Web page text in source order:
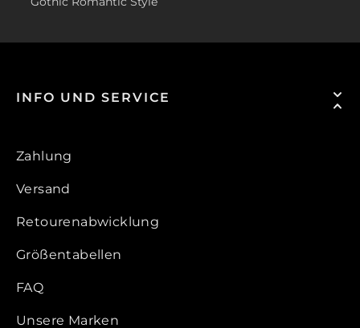
INFO UND SERVICE
Zahlung
Versand
Retourenabwicklung
Größentabellen
FAQ
Unsere Marken